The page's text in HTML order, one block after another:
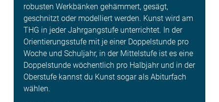
robusten Werkbänken gehämmert, gesägt,
geschnitzt oder modelliert werden. Kunst wird am
THG in jeder Jahrgangstufe unterrichtet. In der
Orientierungsstufe mit je einer Doppelstunde pro
Woche und Schuljahr, in der Mittelstufe ist es eine
Doppelstunde wöchentlich pro Halbjahr und in der
Oberstufe kannst du Kunst sogar als Abiturfach
wählen.